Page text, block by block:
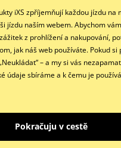
Kontaktujte nás
info@ixs-motopoint.cz
Po - Pá (8:00 - 16:30)
© 2026 www.ixs-motopoint.cz
iXS zpříjemňují každou jízdu na
jízdu naším webem. Abychom
z prohlížení a nakupování,
jak náš web používáte. Pokud
– a my si vás
údaje sbíráme a k čemu je
Pokračuju v cestě